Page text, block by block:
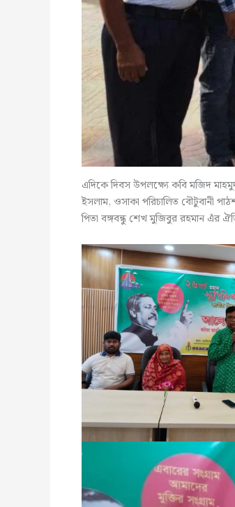
এদিকে দিবস উপলক্ষ্যে কবি মজিদ
ইসলাম, ওসাকা পরিচালিত বৌটুবানী
পিতা বঙ্গবন্ধু শেখ মুজিবুর রহমান এঁর